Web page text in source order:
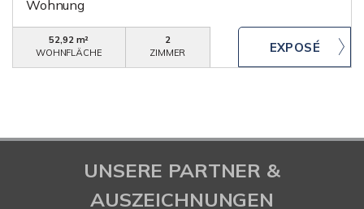
Wohnung
52,92 m²
WOHNFLÄCHE
2
ZIMMER
UNSERE PARTNER &
AUSZEICHNUNGEN